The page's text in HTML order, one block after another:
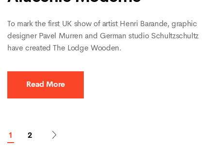
To mark the first UK show of artist Henri Barande, graphic
designer Pavel Murren and German studio Schultzschultz
have created The Lodge Wooden.
Read More
1 2